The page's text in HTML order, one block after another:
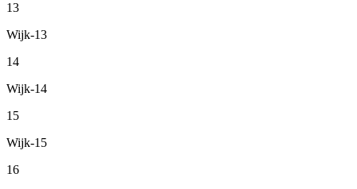
13
Wijk-13
14
Wijk-14
15
Wijk-15
16